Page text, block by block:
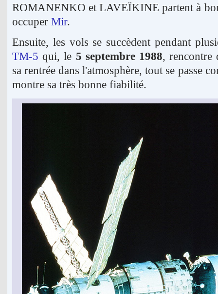
ROMANENKO et LAVEÏKINE partent à
occuper Mir.
Ensuite, les vols se succèdent pendant
TM-5 qui, le 5 septembre 1988, rencontre
sa rentrée dans l'atmosphère, tout se passe
montre sa très bonne fiabilité.